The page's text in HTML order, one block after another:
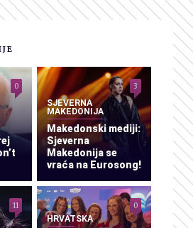
0
SJEVERNA
MAKEDONIJA
Makedonski mediji:
Sjeverna
Makedonija se
vraća na Eurosong!
3
11
HRVATSKA
0